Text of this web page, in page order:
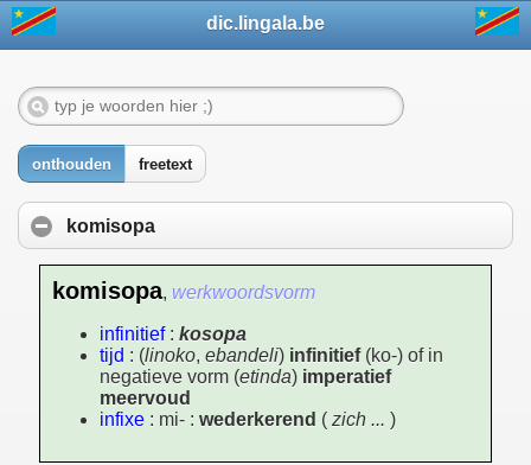
dic.lingala.be
onthouden freetext
komisopa
komisopa, werkwoordsvorm
infinitief: kosopa
tijd : (linoko, ebandeli) infinitief(ko-) of in
negatieve vorm (etinda) imperatief
meervoud
infixe : mi- : wederkerend ( zich ... )